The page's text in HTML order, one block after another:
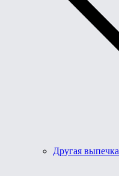
Другая выпечка